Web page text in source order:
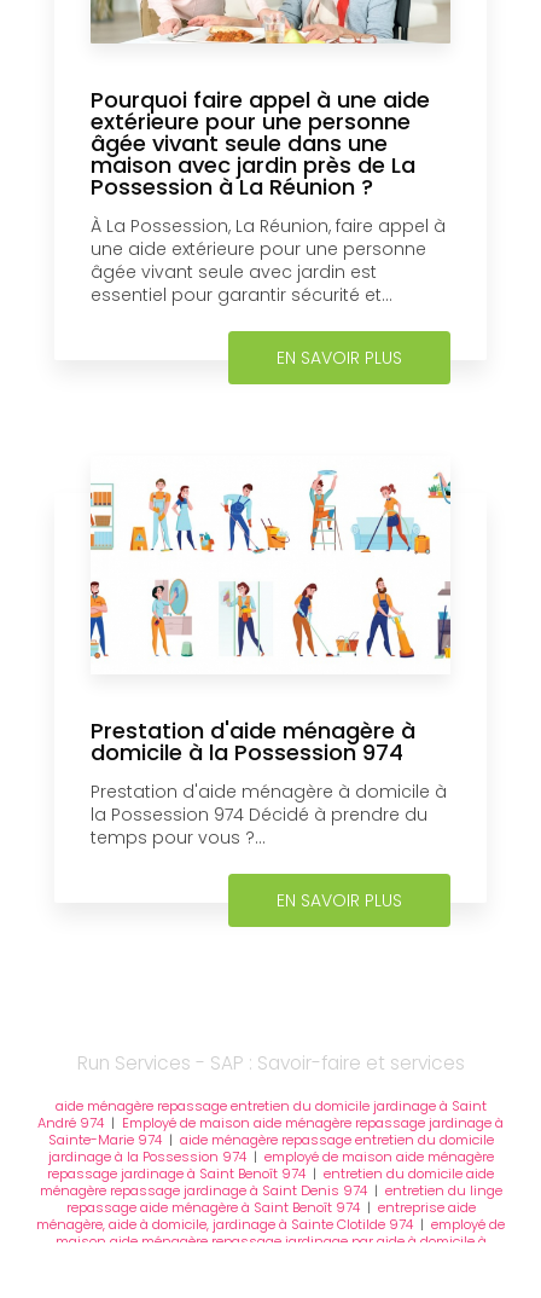
Pourquoi faire appel à une aide
extérieure pour une personne
âgée vivant seule dans une
maison avec jardin près de La
Possession à La Réunion ?
À La Possession, La Réunion, faire appel à
une aide extérieure pour une personne
âgée vivant seule avec jardin est
essentiel pour garantir sécurité et...
EN SAVOIR PLUS
Prestation d'aide ménagère à
domicile à la Possession 974
Prestation d'aide ménagère à domicile à
la Possession 974 Décidé à prendre du
temps pour vous ?...
EN SAVOIR PLUS
Run Services - SAP : Savoir-faire et services
aide ménagère repassage entretien du domicile jardinage à Saint
André 974 | Employé de maison aide ménagère repassage jardinage à
Sainte-Marie 974| aide ménagère repassage entretien du domicile
jardinage à la Possession 974| employé de maison aide ménagère
repassage jardinage à Saint Benoît 974 | entretien du domicile aide
ménagère repassage jardinage à Saint Denis 974| entretien du linge
repassage aide ménagère à Saint Benoît 974| entreprise aide
ménagère, aide à domicile, jardinage à Sainte Clotilde 974 | employé de
maison aide ménagère repassage jardinage par aide à domicile à